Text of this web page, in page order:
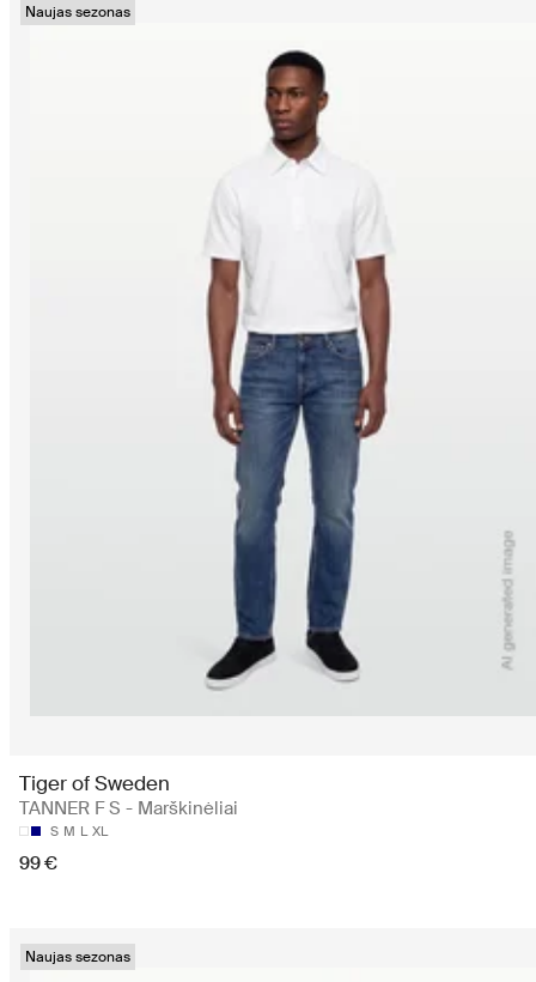
Naujas sezonas
Tiger of Sweden
TANNER F S - Marškinėliai
S M L XL
99 €
Naujas sezonas